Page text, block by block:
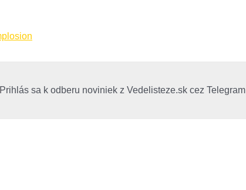
Prihlás sa k odberu noviniek z Vedelisteze.sk cez Telegram